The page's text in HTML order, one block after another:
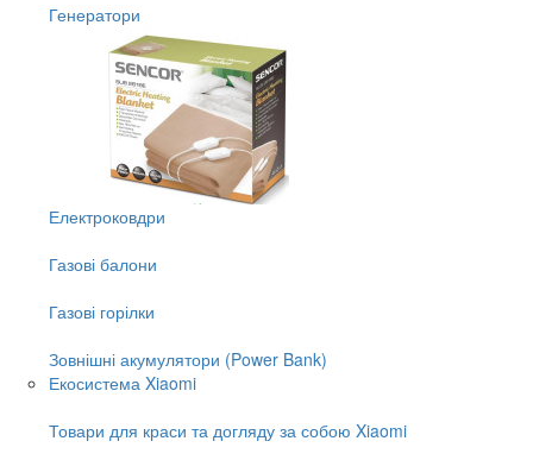
Генератори
Електроковдри
Газові балони
Газові горілки
Зовнішні акумулятори (Power Bank)
Екосистема Xiaomi
Товари для краси та догляду за собою Xiaomi